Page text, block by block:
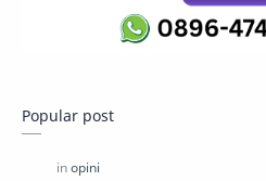
Popular post